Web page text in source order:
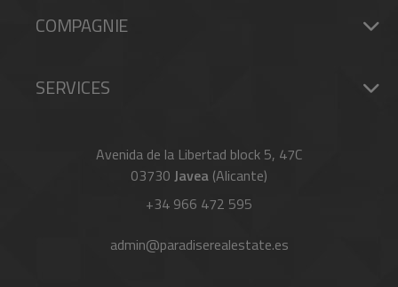
COMPAGNIE
SERVICES
Avenida de la Libertad block 5, 47C
03730 Javea (Alicante)
+34 966 472 595
admin@paradiserealestate.es